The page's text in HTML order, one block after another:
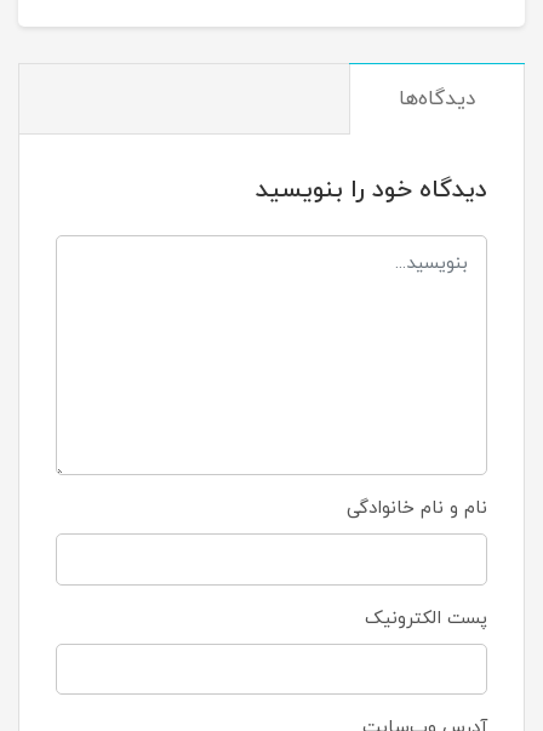
دیدگاه‌ها
دیدگاه خود را بنویسید
نام و نام خانوادگی
پست الکترونیک